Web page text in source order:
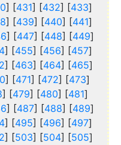
] [431] [432] [433]
] [439] [440] [441]
] [447] [448] [449]
] [455] [456] [457]
] [463] [464] [465]
] [471] [472] [473]
] [479] [480] [481]
] [487] [488] [489]
] [495] [496] [497]
] [503] [504] [505]